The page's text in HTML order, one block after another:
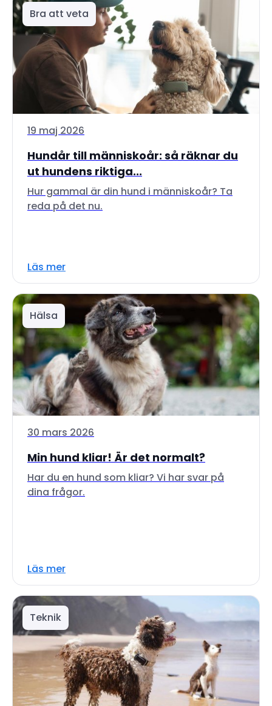
Bra att veta
19 maj 2026
Hundår till människoår: så räknar du
ut hundens riktiga...
Hur gammal är din hund i människoår? Ta
reda på det nu.
Läs mer
Hälsa
30 mars 2026
Min hund kliar! Är det normalt?
Har du en hund som kliar? Vi har svar på
dina frågor.
Läs mer
Teknik